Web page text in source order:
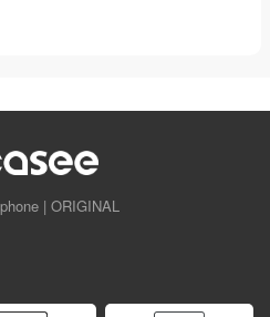
| ORIGINAL